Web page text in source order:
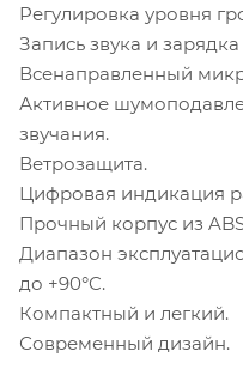
Регулировка уровня
Запись звука и
Всенаправленный
Активное
звучания.
Ветрозащита.
Цифровая индикация
Прочный корпус из
Диапазон
до +90°C.
Компактный и легкий.
Современный дизайн.